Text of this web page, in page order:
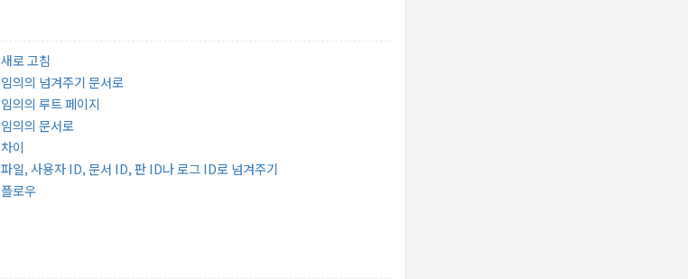
새로 고침
임의의 넘겨주기 문서로
임의의 루트 페이지
임의의 문서로
차이
파일, 사용자 ID, 문서 ID, 판 ID나 로그 ID로 넘겨주기
플로우